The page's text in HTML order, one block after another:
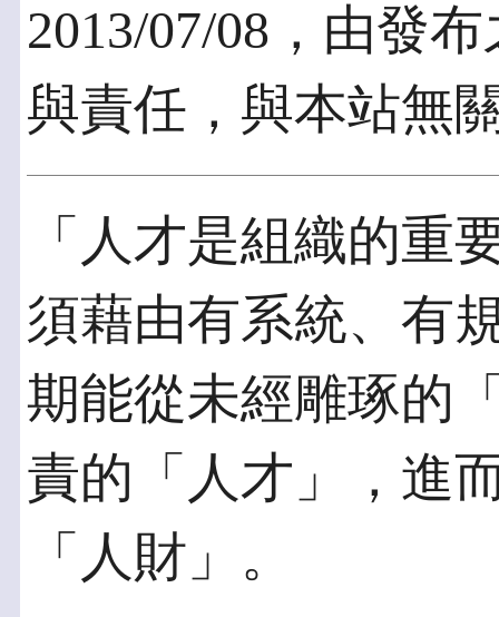
2013/07/08，由發
與責任，與本站無
「人才是組織的重
須藉由有系統、有
期能從未經雕琢的
責的「人才」，進
「人財」。